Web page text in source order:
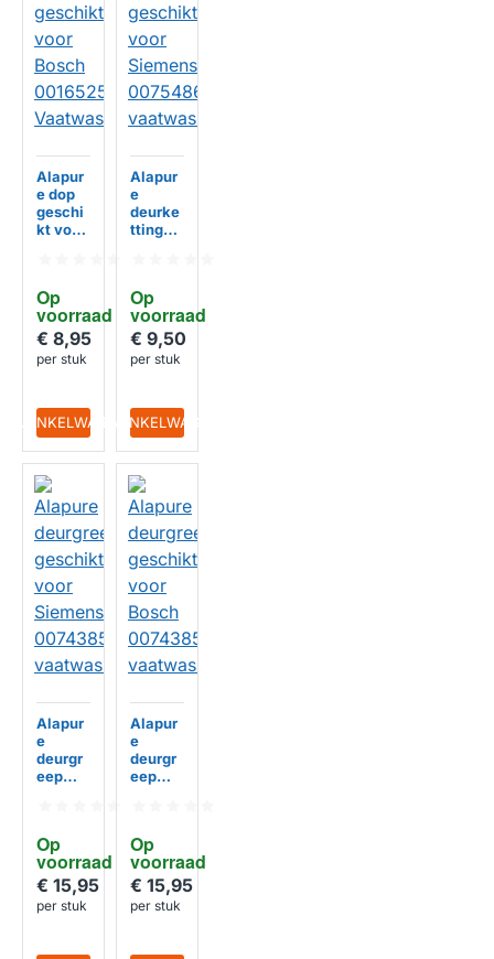
HUISMERK
Op
voorraad
Alapur
e dop
geschi
kt voor
Vaatwa
sser
€ 8,95
per stuk
IN WINKELWAGEN
HUISMERK
Op
voorraad
Alapur
e
deurke
tting
s
00754
865
vaatwa
sser
€ 9,50
per stuk
IN WINKELWAGEN
HUISMERK
Op
voorraad
Alapur
e
deurgr
eep
s
00743
854
vaatwa
sser
€ 15,95
per stuk
HUISMERK
Op
voorraad
Alapur
e
deurgr
eep
00743
854
vaatwa
sser
€ 15,95
per stuk